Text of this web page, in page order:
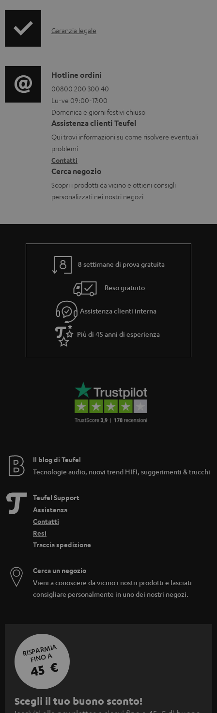
i
a
r
i
c
a
b
i
l
i
.
o
d
u
c
t
.
s
u
p
o
n
k
h
i
d
e
n
I
o
r
m
a
z
i
o
n
i
a
Garanzia legale
C
o
n
t
a
t
t
i
Hotline ordini
00800 200 300 40
Lu-ve 09:00-17:00
Domenica e giorni festivi chiuso
Assistenza clienti Teufel
Qui trovi informazioni su come risolvere eventuali
problemi
Contatti
Cerca negozio
Scopri i prodotti da vicino e ottieni consigli
personalizzati nei nostri negozi
8 settimane di prova gratuita
Reso gratuito
Assistenza clienti interna
Più di 45 anni di esperienza
Il blog di Teufel
Tecnologie audio, nuovi trend HIFI, suggerimenti & trucchi
Teufel Support
Assistenza
Contatti
Resi
Traccia spedizione
Cerca un negozio
Vieni a conoscere da vicino i nostri prodotti e lasciati
consigliare personalmente in uno dei nostri negozi.
RISPARMIA
FINO A
45 €
I
Scegli il tuo buono sconto!